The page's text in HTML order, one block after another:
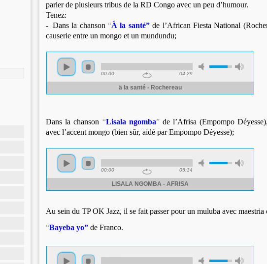
parler de plusieurs tribus de la RD Congo avec un peu d’humour.
Tenez:
- Dans la chanson “À la santé”de l’African Fiesta National
causerie entre un mongo et un mundundu;
Dans la chanson “Lisala ngomba”de l’Afrisa (Empompo
avec l’accent mongo (bien sûr, aidé par Empompo Déyesse);
Au sein du TP OK Jazz, il se fait passer pour un muluba avec maestria
“Bayeba yo” de Franco.